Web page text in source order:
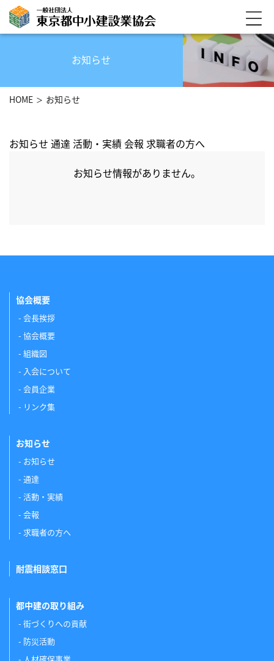
お知らせ
HOME お知らせ
お知らせ 通達 活動・実績会報 求職者の方へ
お知らせ情報がありません。
協会概要
会長挨拶
協会概要
組織図
入会について
会員企業
リンク集
お知らせ
お知らせ
通達
活動・実績
会報
求職者の方へ
耐震相談窓口
都中建の取り組み
街づくりへの貢献
防災活動